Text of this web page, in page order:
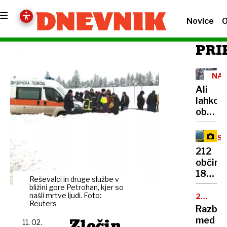
Novice
Reševalci in druge službe v
bližini gore Petrohan, kjer so
našli mrtve ljudi. Foto:
Reuters
11. 02.
Ali
lahko
javno
bo
ujezil
212
občin,
180
točk:
njun
cilj
25.
med